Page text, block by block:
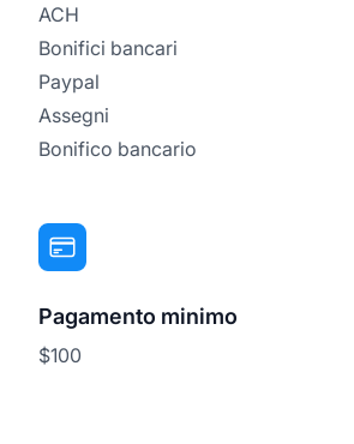
ACH
Bonifici bancari
Paypal
Assegni
Bonifico bancario
Pagamento minimo
$100